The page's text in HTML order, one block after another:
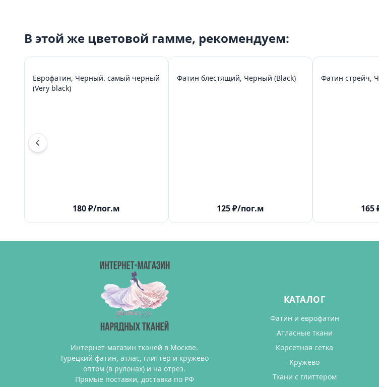
В этой же цветовой гамме, рекомендуем:
Еврофатин, Черный. самый черный
(Very black)
180₽/пог.м
Фатин блестящий, Черный (Black)
125₽/пог.м
Фатин стрейч,
165
Интернет-магазин тканей в Москве.
Турецкий фатин, атлас, глиттер и кружево
оптом (в рулонах) и на отрез.
Прямые поставки, доставка по РФ
КАТАЛОГ
Фатин и еврофатин
Атласные ткани
Корсетная сетка
Кружево
Ткани с глиттером